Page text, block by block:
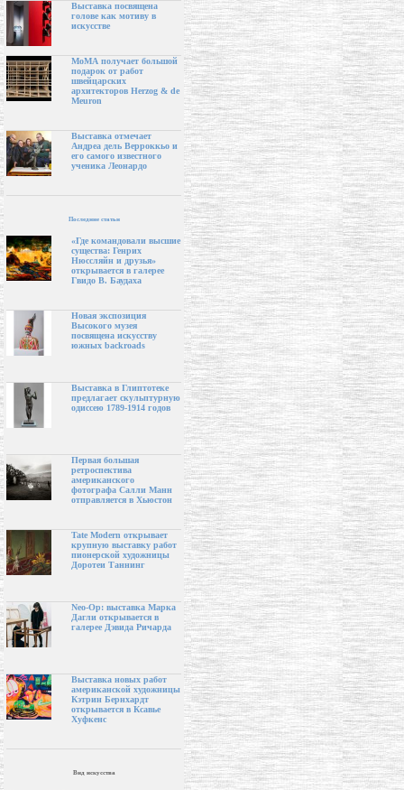
Выставка посвящена
голове как мотиву в
искусстве
МоМА получает большой
подарок от работ
швейцарских
архитекторов Herzog & de
Meuron
Выставка отмечает
Андреа дель Верроккьо и
его самого известного
ученика Леонардо
Последние статьи
«Где командовали высшие
существа: Генрих
Нюссляйн и друзья»
открывается в галерее
Гвидо В. Баудаха
Новая экспозиция
Высокого музея
посвящена искусству
южных backroads
Выставка в Глиптотеке
предлагает скульптурную
одиссею 1789-1914 годов
Первая большая
ретроспектива
американского
фотографа Салли Манн
отправляется в Хьюстон
Tate Modern открывает
крупную выставку работ
пионерской художницы
Доротеи Таннинг
Neo-Op: выставка Марка
Дагли открывается в
галерее Дэвида Ричарда
Выставка новых работ
американской художницы
Кэтрин Бернхардт
открывается в Ксавье
Хуфкенс
Вид искусства